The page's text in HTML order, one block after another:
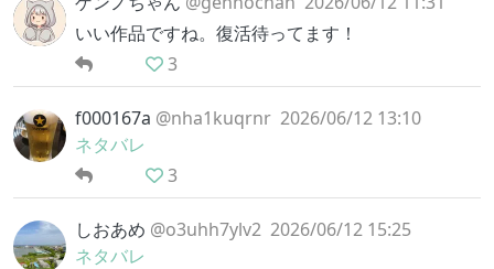
いい作品ですね。復活待ってます！
3
f000167a @nha1kuqrnr 2026/06/12 13:10
ネタバレ
3
しおあめ @o3uhh7ylv2 2026/06/12 15:25
ネタバレ